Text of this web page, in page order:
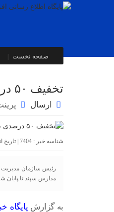
صفحه نخست
تخفیف ۵۰ درصدی برای ثبت نام رانندگان سرویس مدارس
ارسال
شناسه خبر : 7404 | تاریخ انتشار : 20 شهریور 1403 - 16:38 |
مدارس سپند تا پایان
به گزارش پایگاه